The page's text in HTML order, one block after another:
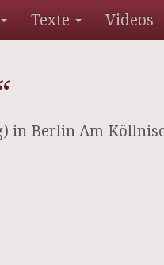
Texte Videos
in Berlin Am